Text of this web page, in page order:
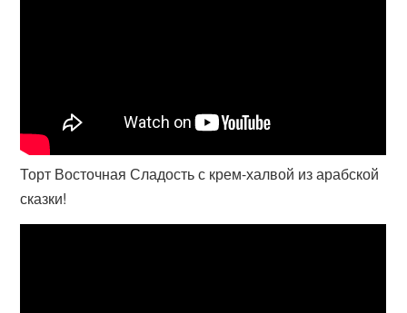
Торт Восточная Сладость с крем-халвой из арабской
сказки!